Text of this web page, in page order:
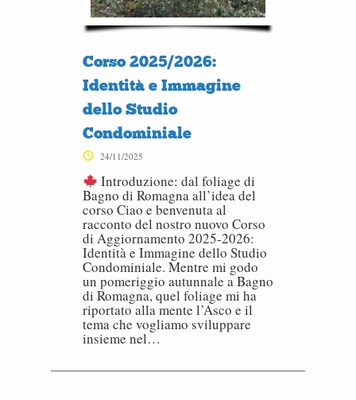
Corso 2025/2026:
Identità e Immagine
dello Studio
Condominiale
24/11/2025
Introduzione: dal foliage di
Bagno di Romagna all’idea del
corso Ciao e benvenuta al
racconto del nostro nuovo Corso
di Aggiornamento 2025-2026:
Identità e Immagine dello Studio
Condominiale. Mentre mi godo
un pomeriggio autunnale a Bagno
di Romagna, quel foliage mi ha
riportato alla mente l’Asco e il
tema che vogliamo sviluppare
insieme nel…